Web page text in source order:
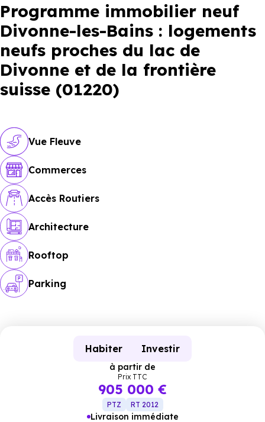
Financer
Programme immobilier neuf
Divonne-les-Bains : logements
neufs proches du lac de
Divonne et de la frontière
suisse (01220)
Vue Fleuve
Commerces
Accès Routiers
Architecture
Rooftop
Parking
Habiter Investir
à partir de
Prix TTC
905 000 €
PTZ RT 2012
Livraison immédiate